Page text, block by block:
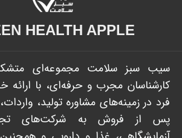
HEALTH APPLE​​​​​​​
سیب سبز سلامت مجموعه‌ای
کارشناسان مجرب و حرفه‌ای، با
فرد در زمینه‌های مشاوره تولید،
پس از فروش به شرکت‌های